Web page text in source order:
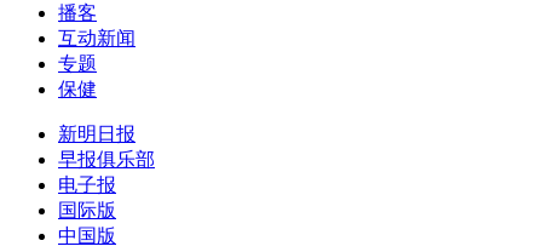
播客
互动新闻
专题
保健
新明日报
早报俱乐部
电子报
国际版
中国版